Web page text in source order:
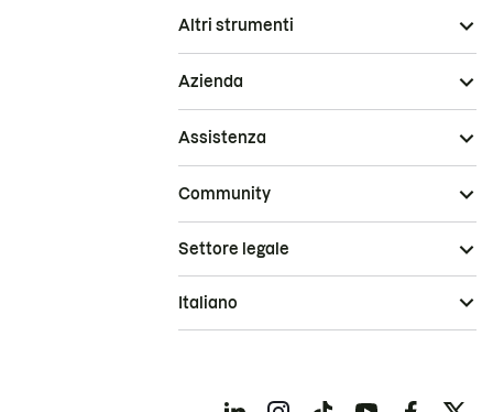
Altri strumenti
Azienda
Assistenza
Community
Settore legale
Italiano